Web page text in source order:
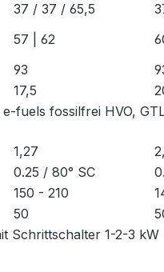
37 / 37 / 65,5
57 | 62
93
17,5
fuels fossilfrei HVO,
1,27
0.25 / 80° SC
150 - 210
50
Schrittschalter 1-2-3 kW